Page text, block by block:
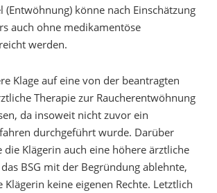
(Entwöhnung) könne nach Einschätzung
auch ohne medikamentöse
werden.
Klage auf eine von der beantragten
Therapie zur Raucherentwöhnung
da insoweit nicht zuvor ein
durchgeführt wurde. Darüber
die Klägerin auch eine höhere ärztliche
BSG mit der Begründung ablehnte,
Klägerin keine eigenen Rechte. Letztlich